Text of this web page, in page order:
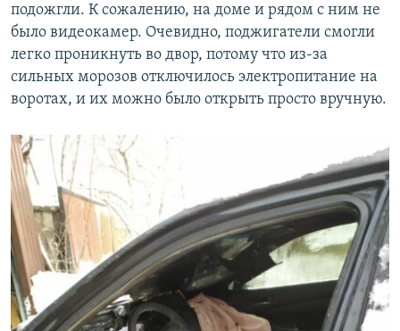
подожгли. К сожалению, на доме и рядом с ним не
было видеокамер. Очевидно, поджигатели смогли
легко проникнуть во двор, потому что из-за
сильных морозов отключилось электропитание на
воротах, и их можно было открыть просто вручную.